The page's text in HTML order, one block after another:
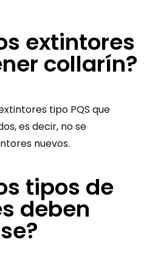
extintores
collarín?
tipo PQS que
es decir, no se
nuevos.
tipos de
deben